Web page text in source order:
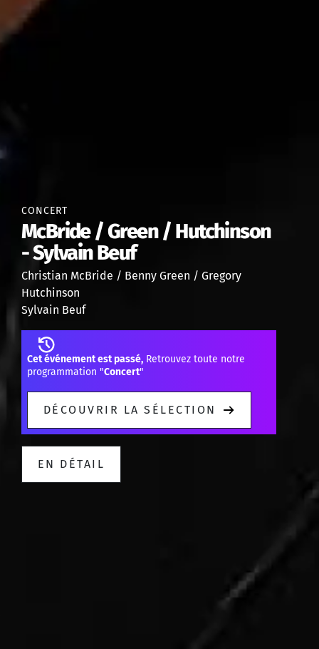
CONCERT
McBride / Green / Hutchinson
- Sylvain Beuf
Christian McBride / Benny Green / Gregory
Hutchinson
Sylvain Beuf
Cet événement est passé, Retrouvez toute notre
programmation "Concert"
DÉCOUVRIR LA SÉLECTION
EN DÉTAIL